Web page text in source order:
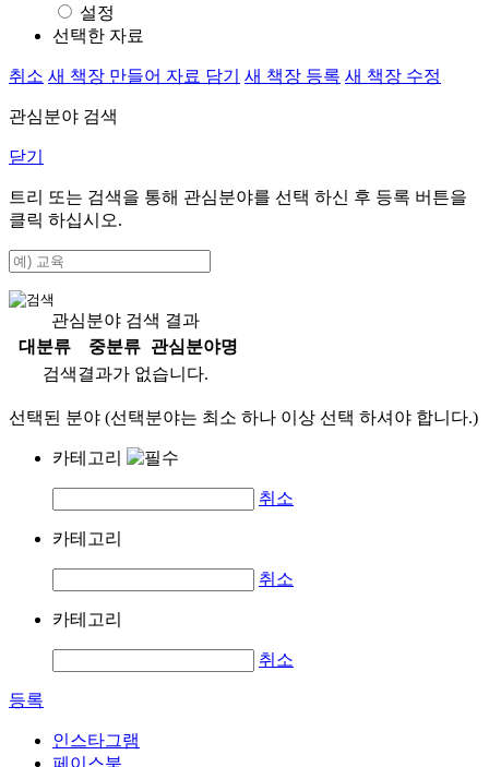
설정
선택한 자료
취소 새 책장 만들어 자료 담기 새 책장 등록 새 책장 수정
관심분야 검색
닫기
트리 또는 검색을 통해 관심분야를 선택 하신 후 등록 버튼을
클릭 하십시오.
관심분야 검색 결과
대분류
중분류
관심분야명
검색결과가 없습니다.
선택된 분야 (선택분야는 최소 하나 이상 선택 하셔야 합니다.)
카테고리
취소
카테고리
취소
카테고리
취소
등록
인스타그램